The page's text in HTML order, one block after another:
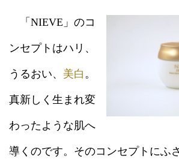
「NIEVE」のコ
ンセプトはハリ、
うるおい、 美白 。
真新しく生まれ変
わったような肌へ
導くのです。そのコンセプトにふ